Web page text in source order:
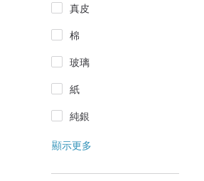
真皮
棉
玻璃
紙
純銀
顯示更多